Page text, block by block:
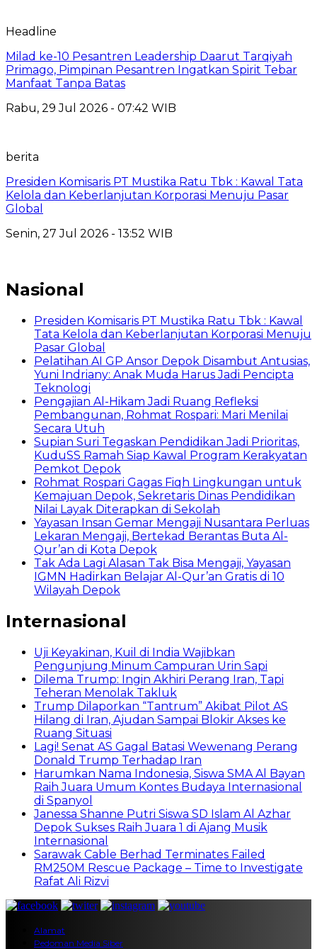
Headline
Milad ke-10 Pesantren Leadership Daarut Tarqiyah
Primago, Pimpinan Pesantren Ingatkan Spirit Tebar
Manfaat Tanpa Batas
Rabu, 29 Jul 2026 - 07:42 WIB
berita
Presiden Komisaris PT Mustika Ratu Tbk : Kawal Tata
Kelola dan Keberlanjutan Korporasi Menuju Pasar
Global
Senin, 27 Jul 2026 - 13:52 WIB
Nasional
Presiden Komisaris PT Mustika Ratu Tbk : Kawal
Tata Kelola dan Keberlanjutan Korporasi Menuju
Pasar Global
Pelatihan AI GP Ansor Depok Disambut Antusias,
Yuni Indriany: Anak Muda Harus Jadi Pencipta
Teknologi
Pengajian Al-Hikam Jadi Ruang Refleksi
Pembangunan, Rohmat Rospari: Mari Menilai
Secara Utuh
Supian Suri Tegaskan Pendidikan Jadi Prioritas,
KuduSS Ramah Siap Kawal Program Kerakyatan
Pemkot Depok
Rohmat Rospari Gagas Fiqh Lingkungan untuk
Kemajuan Depok, Sekretaris Dinas Pendidikan
Nilai Layak Diterapkan di Sekolah
Yayasan Insan Gemar Mengaji Nusantara Perluas
Lekaran Mengaji, Bertekad Berantas Buta Al-
Qur’an di Kota Depok
Tak Ada Lagi Alasan Tak Bisa Mengaji, Yayasan
IGMN Hadirkan Belajar Al-Qur’an Gratis di 10
Wilayah Depok
Internasional
Uji Keyakinan, Kuil di India Wajibkan
Pengunjung Minum Campuran Urin Sapi
Dilema Trump: Ingin Akhiri Perang Iran, Tapi
Teheran Menolak Takluk
Trump Dilaporkan “Tantrum” Akibat Pilot AS
Hilang di Iran, Ajudan Sampai Blokir Akses ke
Ruang Situasi
Lagi! Senat AS Gagal Batasi Wewenang Perang
Donald Trump Terhadap Iran
Harumkan Nama Indonesia, Siswa SMA Al Bayan
Raih Juara Umum Kontes Budaya Internasional
di Spanyol
Janessa Shanne Putri Siswa SD Islam Al Azhar
Depok Sukses Raih Juara 1 di Ajang Musik
Internasional
Sarawak Cable Berhad Terminates Failed
RM250M Rescue Package – Time to Investigate
Rafat Ali Rizvi
Alamat
Pedoman Media Siber